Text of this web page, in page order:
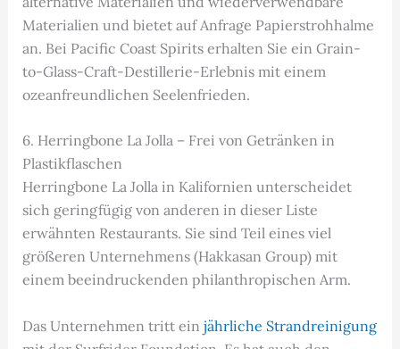
Materialien und bietet auf Anfrage Papierstrohhalme
an. Bei Pacific Coast Spirits erhalten Sie ein Grain-
to-Glass-Craft-Destillerie-Erlebnis mit einem
ozeanfreundlichen Seelenfrieden.
6. Herringbone La Jolla – Frei von Getränken in
Plastikflaschen
Herringbone La Jolla in Kalifornien unterscheidet
sich geringfügig von anderen in dieser Liste
erwähnten Restaurants. Sie sind Teil eines viel
größeren Unternehmens (Hakkasan Group) mit
einem beeindruckenden philanthropischen Arm.
Das Unternehmen tritt ein jährliche Strandreinigung